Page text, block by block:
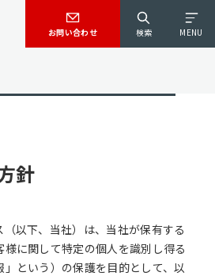
検索 MENU
お問い合わせ
針
以下、当社）は、当社が保有する
に関して特定の個人を識別し得る
という）の保護を目的として、以